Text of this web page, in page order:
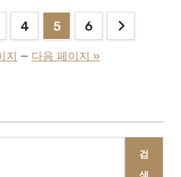
4 5 6
지 — 다음 페이지 »
검